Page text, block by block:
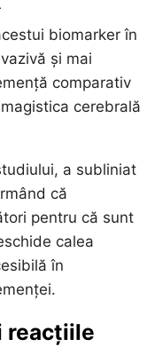
biomarker în
și mai
comparativ
cerebrală
a subliniat
că
pentru că sunt
calea
în
reacțiile